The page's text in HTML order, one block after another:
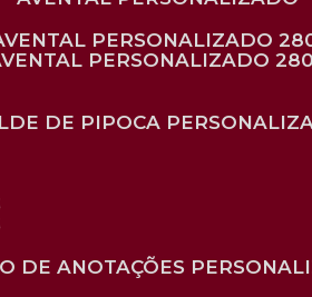
AVENTAL PERSONALIZADO
AVENTAL PERSONALIZADO
DE PIPOCA
DE ANOTAÇÕES